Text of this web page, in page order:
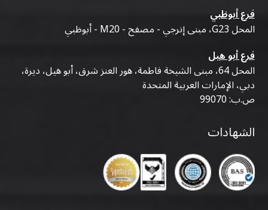
فرع أبوظبي
المحل G23، مبنى إنرجي - مصفح - M20 - أبوظبي
فرع أبو هيل
المحل 64، مبنى الشيخة فاطمة، هور العنز شرق، أبو هيل، ديرة،
دبي، الإمارات العربية المتحدة
ص.ب: 99070
الشهادات